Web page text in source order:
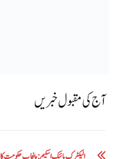
آج کی مقبول خبریں